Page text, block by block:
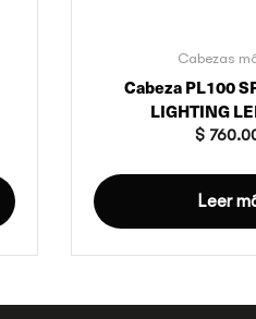
Cabezas
Cabeza PL100
LIGHTING
$
Leer